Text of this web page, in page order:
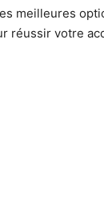
meilleures
réussir votre